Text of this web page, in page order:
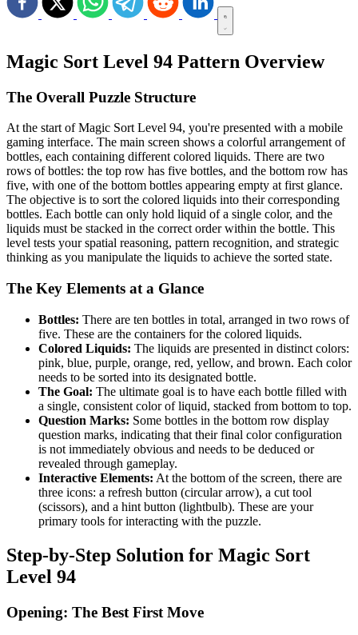
Magic Sort Level 94 Pattern Overview
The Overall Puzzle Structure
At the start of Magic Sort Level 94, you're presented with a mobile
gaming interface. The main screen shows a colorful arrangement of
bottles, each containing different colored liquids. There are two
rows of bottles: the top row has five bottles, and the bottom row has
five, with one of the bottom bottles appearing empty at first glance.
The objective is to sort the colored liquids into their corresponding
bottles. Each bottle can only hold liquid of a single color, and the
liquids must be stacked in the correct order within the bottle. This
level tests your spatial reasoning, pattern recognition, and strategic
thinking as you manipulate the liquids to achieve the sorted state.
The Key Elements at a Glance
Bottles: There are ten bottles in total, arranged in two rows of
five. These are the containers for the colored liquids.
Colored Liquids: The liquids are presented in distinct colors:
pink, blue, purple, orange, red, yellow, and brown. Each color
needs to be sorted into its designated bottle.
The Goal: The ultimate goal is to have each bottle filled with
a single, consistent color of liquid, stacked from bottom to top.
Question Marks: Some bottles in the bottom row display
question marks, indicating that their final color configuration
is not immediately obvious and needs to be deduced or
revealed through gameplay.
Interactive Elements: At the bottom of the screen, there are
three icons: a refresh button (circular arrow), a cut tool
(scissors), and a hint button (lightbulb). These are your
primary tools for interacting with the puzzle.
Step-by-Step Solution for Magic Sort
Level 94
Opening: The Best First Move